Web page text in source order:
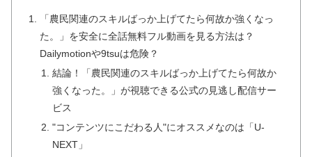
「農民関連のスキルばっか上げてたら何故か強くなっ
た。」を安全に全話無料フル動画を見る方法は？
Dailymotionや9tsuは危険？
結論！「農民関連のスキルばっか上げてたら何故か
強くなった。」が視聴できる公式の見逃し配信サー
ビス
"コンテンツにこだわる人"にオススメなのは「U-
NEXT」